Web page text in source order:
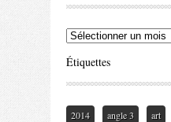
Étiquettes
2014 angle 3 art